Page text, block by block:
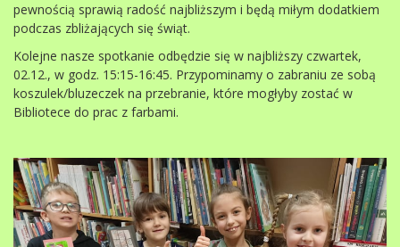
pewnością sprawią radość najbliższym i będą miłym dodatkiem
podczas zbliżających się świąt.
Kolejne nasze spotkanie odbędzie się w najbliższy czwartek,
02.12., w godz. 15:15-16:45. Przypominamy o zabraniu ze sobą
koszulek/bluzeczek na przebranie, które mogłyby zostać w
Bibliotece do prac z farbami.